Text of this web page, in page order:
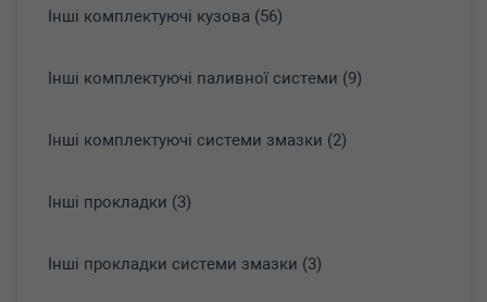
Інші комплектуючі кузова (56)
Інші комплектуючі паливної системи (9)
Інші комплектуючі системи змазки (2)
Інші прокладки (3)
Інші прокладки системи змазки (3)